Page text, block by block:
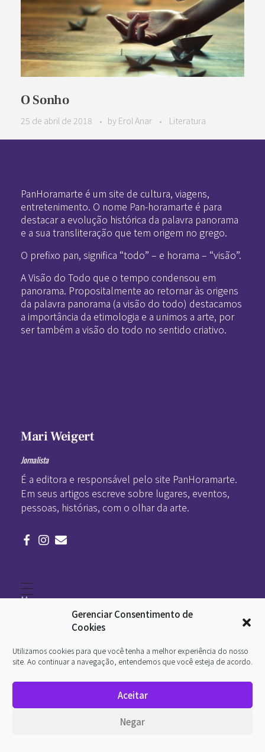
Gerenciar Consentimento de
Cookies
Utilizamos cookies para que você tenha a melhor experiência do nosso
site. Ao continuar a navegação, entendemos que você esteja de acordo.
Aceitar
Negar
O Sonho
25 de abril de 2018 by Erol Anar Literatura
PanHoramarte é um site de cultura, viagens,
entretenimento. O nome Pan-horamarte é para
destacar a evolução histórica da palavra panorama
e a sua transliteração que tem origem no grego.
O prefixo pan, significa “todo” – e horama – “visão”.
A Visão do Todo que o tempo condensou em
panorama. Propositalmente ao retornar às origens
da palavra panorama (a visão do todo) destacamos
a importância da etimologia e a unimos a arte, por
ser também a visão do todo no sentido criativo.
Mari Weigert
Jornalista
É a editora e responsável pelo site PanHoramarte.
Em seus artigos escreve sobre lugares, eventos,
pessoas, histórias, com o olhar da arte.
Home
Arte
O que é arte
InternetArt
Quem somos
viajamos nessa poética. Todos os direitos reservados